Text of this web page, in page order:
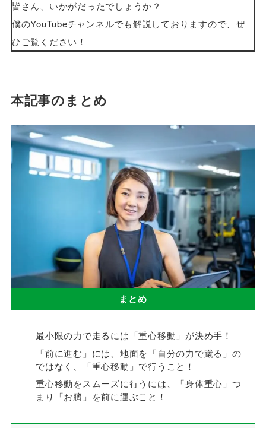
皆さん、いかがだったでしょうか？
僕のYouTubeチャンネルでも解説しておりますので、ぜ
ひご覧ください！
本記事のまとめ
まとめ
最小限の力で走るには「重心移動」が決め手！
「前に進む」には、地面を「自分の力で蹴る」の
ではなく、「重心移動」で行うこと！
重心移動をスムーズに行うには、「身体重心」つ
まり「お臍」を前に運ぶこと！